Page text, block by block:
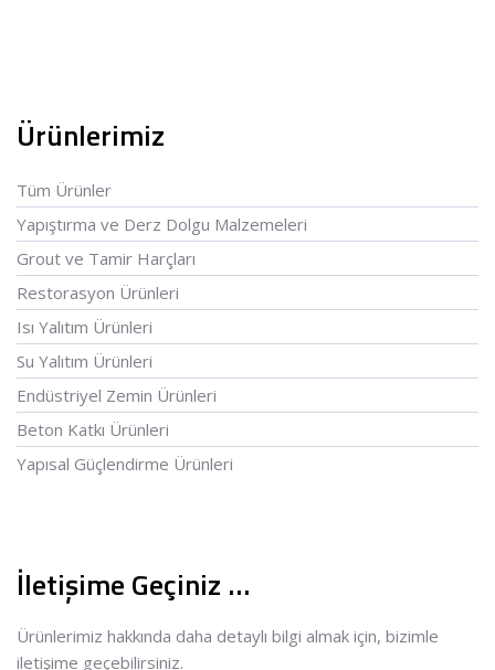
Ürünlerimiz
Tüm Ürünler
Yapıştırma ve Derz Dolgu Malzemeleri
Grout ve Tamir Harçları
Restorasyon Ürünleri
Isı Yalıtım Ürünleri
Su Yalıtım Ürünleri
Endüstriyel Zemin Ürünleri
Beton Katkı Ürünleri
Yapısal Güçlendirme Ürünleri
İletişime Geçiniz …
Ürünlerimiz hakkında daha detaylı bilgi almak için, bizimle
iletişime geçebilirsiniz.